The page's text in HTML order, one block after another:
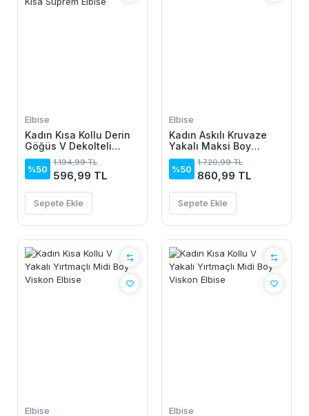
Elbise
Kadın Kısa Kollu Derin
Göğüs V Dekolteli
önden Düğmeli Leopar
Desenli Kısa Süprem
Elbise
%50
1.194,99 TL
596,99 TL
Sepete Ekle
Elbise
Kadın Askılı Kruvaze
Yakalı Maksi Boy
Janjan Krep Elbise
%50
1.720,99 TL
860,99 TL
Sepete Ekle
Elbise Elbise